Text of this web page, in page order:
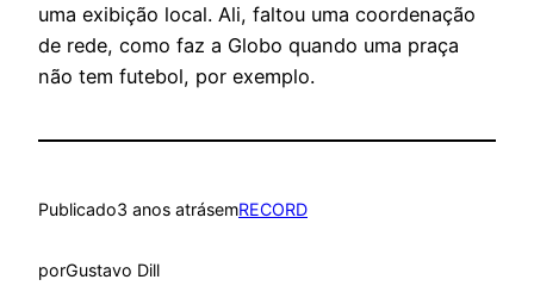
uma exibição local. Ali, faltou uma coordenação
de rede, como faz a Globo quando uma praça
não tem futebol, por exemplo.
Publicado3 anos atrásemRECORD
porGustavo Dill